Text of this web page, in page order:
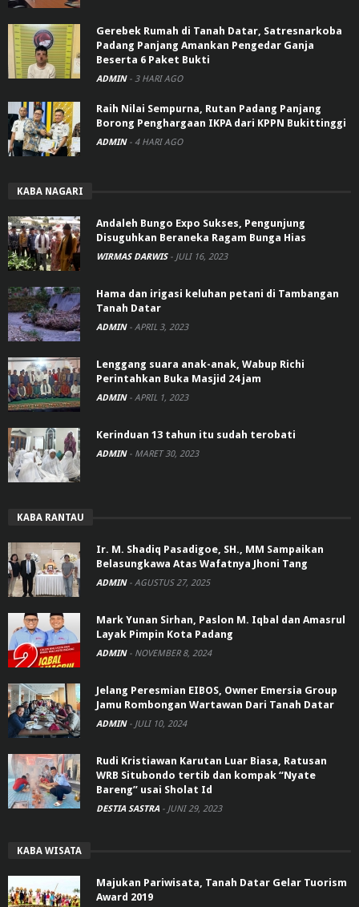
Gerebek Rumah di Tanah Datar, Satresnarkoba
Padang Panjang Amankan Pengedar Ganja
Beserta 6 Paket Bukti
ADMIN - 3 HARI AGO
Raih Nilai Sempurna, Rutan Padang Panjang
Borong Penghargaan IKPA dari KPPN Bukittinggi
ADMIN - 4 HARI AGO
KABA NAGARI
Andaleh Bungo Expo Sukses, Pengunjung
Disuguhkan Beraneka Ragam Bunga Hias
WIRMAS DARWIS - JULI 16, 2023
Hama dan irigasi keluhan petani di Tambangan
Tanah Datar
ADMIN - APRIL 3, 2023
Lenggang suara anak-anak, Wabup Richi
Perintahkan Buka Masjid 24 jam
ADMIN - APRIL 1, 2023
Kerinduan 13 tahun itu sudah terobati
ADMIN - MARET 30, 2023
KABA RANTAU
Ir. M. Shadiq Pasadigoe, SH., MM Sampaikan
Belasungkawa Atas Wafatnya Jhoni Tang
ADMIN - AGUSTUS 27, 2025
Mark Yunan Sirhan, Paslon M. Iqbal dan Amasrul
Layak Pimpin Kota Padang
ADMIN - NOVEMBER 8, 2024
Jelang Peresmian EIBOS, Owner Emersia Group
Jamu Rombongan Wartawan Dari Tanah Datar
ADMIN - JULI 10, 2024
Rudi Kristiawan Karutan Luar Biasa, Ratusan
WRB Situbondo tertib dan kompak “Nyate
Bareng” usai Sholat Id
DESTIA SASTRA - JUNI 29, 2023
KABA WISATA
Majukan Pariwisata, Tanah Datar Gelar Tuorism
Award 2019